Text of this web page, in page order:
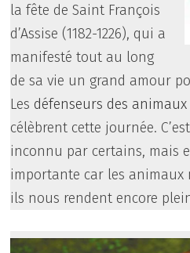
la fête de Saint François
d’Assise (1182-1226), qui a
manifesté tout au long
de sa vie un grand amour
Les défenseurs des animaux
célèbrent cette journée.
inconnu par certains, mais
importante car les animaux
ils nous rendent encore